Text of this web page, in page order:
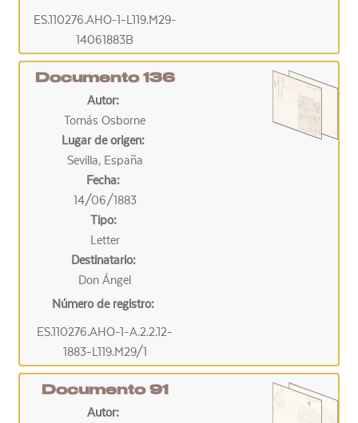
ES.110276.AHO-1-L119.M29-
14061883B
Documento 136
Autor:
Tomás Osborne
Lugar de origen:
Sevilla, España
Fecha:
14/06/1883
Tipo:
Letter
Destinatario:
Don Ángel
Número de registro:
ES.110276.AHO-1-A.2.2.12-
1883-L119.M29/1
Documento 91
Autor: